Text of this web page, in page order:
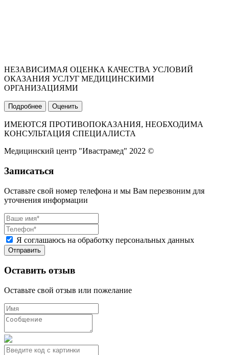
НЕЗАВИСИМАЯ ОЦЕНКА КАЧЕСТВА УСЛОВИЙ
ОКАЗАНИЯ УСЛУГ МЕДИЦИНСКИМИ
ОРГАНИЗАЦИЯМИ
Подробнее Оценить
ИМЕЮТСЯ ПРОТИВОПОКАЗАНИЯ, НЕОБХОДИМА
КОНСУЛЬТАЦИЯ СПЕЦИАЛИСТА
Медицинский центр "Ивастрамед" 2022 ©
Записаться
Оставьте свой номер телефона и мы Вам перезвоним для
уточнения информации
Я соглашаюсь на обработку персональных данных
Оставить отзыв
Оставьте свой отзыв или пожелание